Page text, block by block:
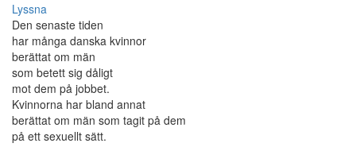
Lyssna
Den senaste tiden
har många danska kvinnor
berättat om män
som betett sig dåligt
mot dem på jobbet.
Kvinnorna har bland annat
berättat om män som tagit på dem
på ett sexuellt sätt.